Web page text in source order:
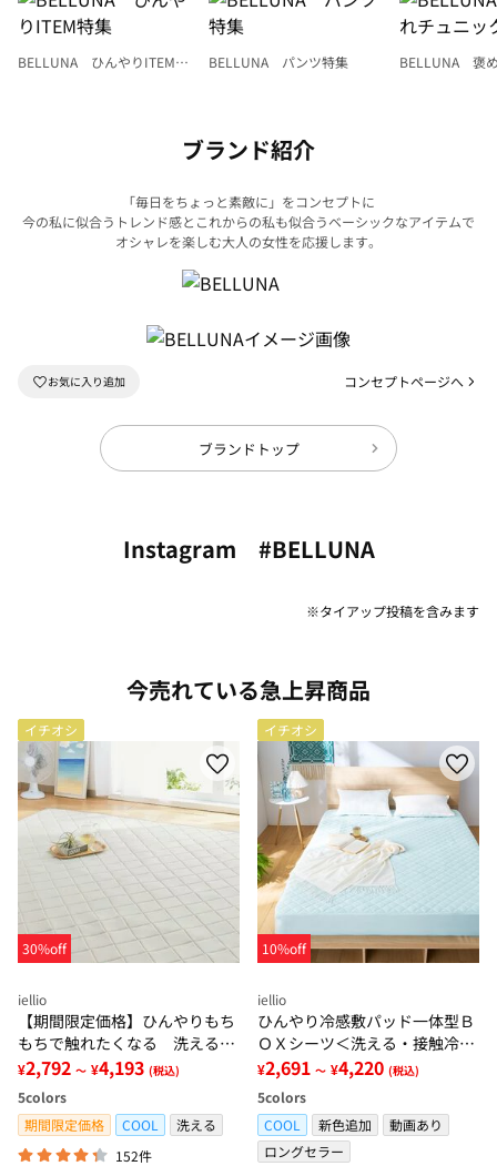
BELLUNA ひんやりITEM特
BELLUNA パンツ特集
BELLUNA 褒
ブランド紹介
「毎日をちょっと素敵に」をコンセプトに
今の私に似合うトレンド感とこれからの私も似合うベーシックなアイテムで
オシャレを楽しむ大人の女性を応援します。
コンセプトページへ
ブランドトップ
Instagram #BELLUNA
※タイアップ投稿を含みます
今売れている急上昇商品
イチオシ
30%off
iellio
【期間限定価格】ひんやりもち
もちで触れたくなる 洗えるラ
グ＜低反発・滑りにくい・接触
冷感・防ダニ・カーペット＞
¥2,792 ～ ¥4,193 (税込)
5colors
期間限定価格
COOL
洗える
152件
イチオシ
10%off
iellio
ひんやり冷感敷パッド一体型Ｂ
ＯＸシーツ＜洗える・接触冷
感・抗菌防臭・時短・家事楽・
ボックスシーツ・寝苦しさ対策
＞
¥2,691 ～ ¥4,220 (税込)
5colors
COOL
新色追加
動画あり
ロングセラー